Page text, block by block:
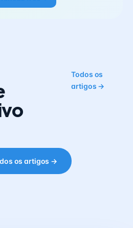
Todos os
artigos →
os artigos →